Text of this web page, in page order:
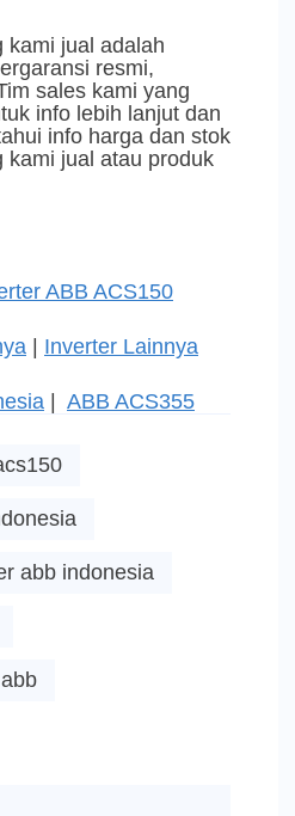
jual adalah
resmi,
sales kami yang
info lebih lanjut dan
info harga dan stok
jual atau produk
ABB ACS150
Inverter Lainnya
ABB ACS355
abb indonesia